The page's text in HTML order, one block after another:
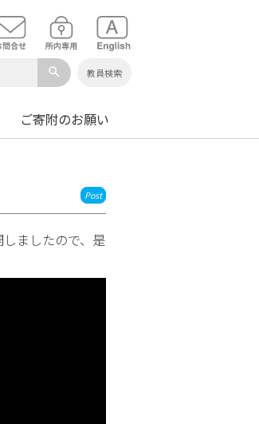
search 教員検索
ご寄附のお願い
Post
ましたので、是